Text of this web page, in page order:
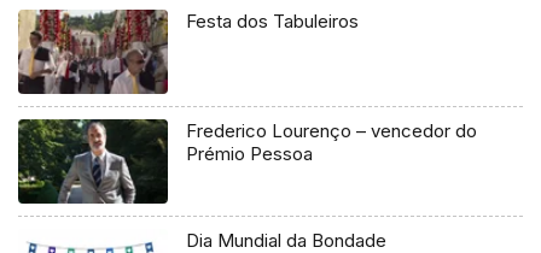
Festa dos Tabuleiros
Frederico Lourenço – vencedor do
Prémio Pessoa
Dia Mundial da Bondade